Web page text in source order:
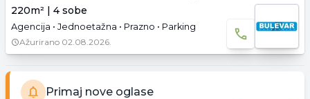
220m² | 4 sobe
Agencija • Jednoetažna • Prazno • Parking
Ažurirano 02.08.2026.
Primaj nove oglase